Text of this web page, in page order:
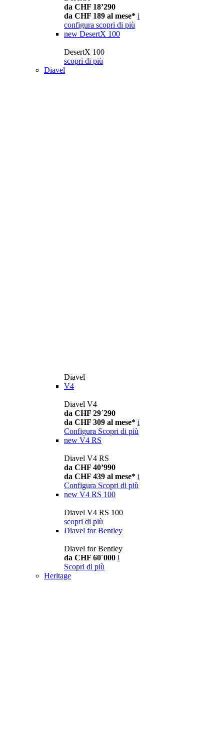
da CHF 18’290
da CHF 189 al mese* i
configura scopri di più
new DesertX 100
DesertX 100
scopri di più
Diavel
Diavel
V4
Diavel V4
da CHF 29´290
da CHF 309 al mese* i
Configura Scopri di più
new V4 RS
Diavel V4 RS
da CHF 40’990
da CHF 439 al mese* i
Configura Scopri di più
new V4 RS 100
Diavel V4 RS 100
scopri di più
Diavel for Bentley
Diavel for Bentley
da CHF 60´000 i
Scopri di più
Heritage